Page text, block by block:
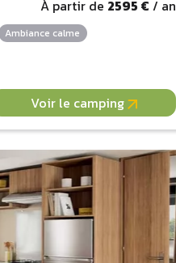
À partir de 2595 € / an
Ambiance calme
Voir le camping